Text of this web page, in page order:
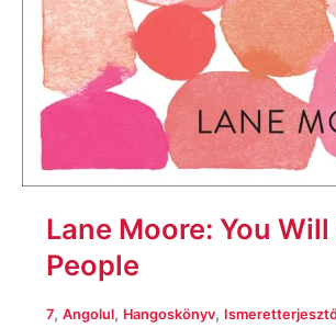
Lane Moore: You
People
7, Angolul, Hangoskönyv,